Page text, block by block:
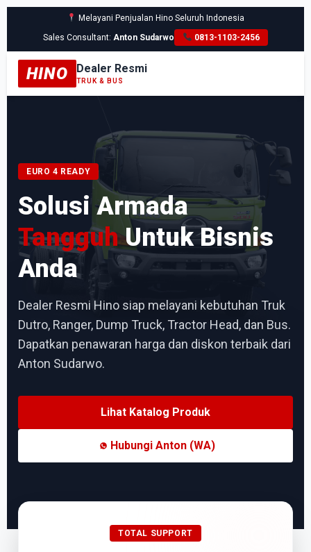
Melayani Penjualan Hino Seluruh Indonesia
Sales Consultant:Anton Sudarwo 0813-1103-2456
HINO Dealer Resmi
TRUK & BUS
EURO 4 READY
Solusi Armada
TangguhUntuk Bisnis
Anda
Dealer Resmi Hino siap melayani kebutuhan Truk
Dutro, Ranger, Dump Truck, Tractor Head, dan Bus.
Dapatkan penawaran harga dan diskon terbaik dari
Anton Sudarwo.
Lihat Katalog Produk
Hubungi Anton (WA)
TOTAL SUPPORT